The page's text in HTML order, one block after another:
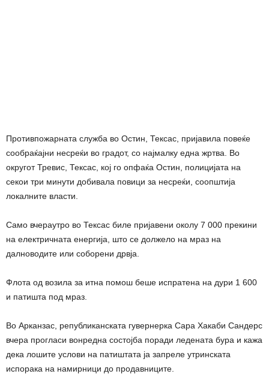
Противпожарната служба во Остин, Тексас, пријавила повеќе
сообраќајни несреќи во градот, со најмалку една жртва. Во
округот Тревис, Тексас, кој го опфаќа Остин, полицијата на
секои три минути добивала повици за несреќи, соопштија
локалните власти.
Само вчераутро во Тексас биле пријавени околу 7 000 прекини
на електричната енергија, што се должело на мраз на
далноводите или соборени дрвја.
Флота од возила за итна помош беше испратена на дури 1 600
и патишта под мраз.
Во Арканзас, републиканската гувернерка Сара Хакаби Сандерс
вчера прогласи вонредна состојба поради ледената бура и кажа
дека лошите услови на патиштата ја запреле утринската
испорака на намирници до продавниците.